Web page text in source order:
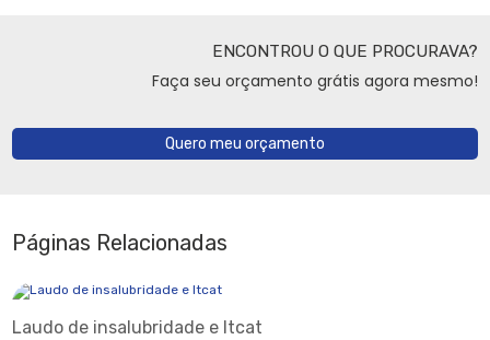
ENCONTROU O QUE PROCURAVA?
Faça seu orçamento grátis agora mesmo!
Quero meu orçamento
Páginas Relacionadas
Laudo de insalubridade e ltcat